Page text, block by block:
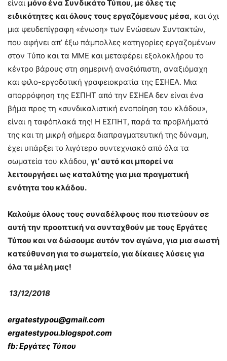
είναι μόνο ένα Συνδικάτο Τύπου, με όλες τις
ειδικότητες και όλους τους εργαζόμενους μέσα, και όχι
μια ψευδεπίγραφη «ένωση» των Ενώσεων Συντακτών,
που αφήνει απ’ έξω πάμπολλες κατηγορίες εργαζομένων
στον Τύπο και τα ΜΜΕ και μεταφέρει εξολοκλήρου το
κέντρο βάρους στη σημερινή αναξιόπιστη, αναξιόμαχη
και φιλο-εργοδοτική γραφειοκρατία της ΕΣΗΕΑ. Μια
απορρόφηση της ΕΣΠΗΤ από την ΕΣΗΕΑ δεν είναι ένα
βήμα προς τη «συνδικαλιστική ενοποίηση του κλάδου»,
είναι η ταφόπλακά της! Η ΕΣΠΗΤ, παρά τα προβλήματά
της και τη μικρή σήμερα διαπραγματευτική της δύναμη,
έχει υπάρξει το λιγότερο συντεχνιακό από όλα τα
σωματεία του κλάδου, γι’ αυτό και μπορεί να
λειτουργήσει ως καταλύτης για μια πραγματική
ενότητα του κλάδου.
Καλούμε όλους τους συναδέλφους που πιστεύουν σε
αυτή την προοπτική να συνταχθούν με τους Εργάτες
Τύπου και να δώσουμε αυτόν τον αγώνα, για μια σωστή
κατεύθυνση για το σωματείο, για δίκαιες λύσεις για
όλα τα μέλη μας!
13/12/2018
ergatestypou@gmail.com
ergatestypou.blogspot.com
fb:Εργάτες Τύπου